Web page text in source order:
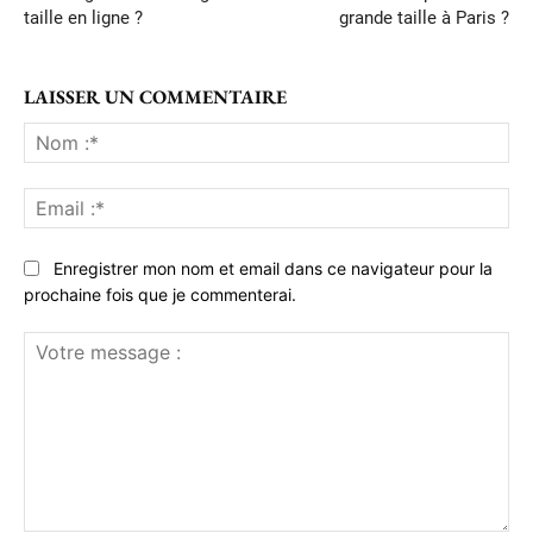
taille en ligne ?
grande taille à Paris ?
LAISSER UN COMMENTAIRE
:*
:*
Enregistrer mon nom et email dans ce navigateur pour la
prochaine fois que je commenterai.